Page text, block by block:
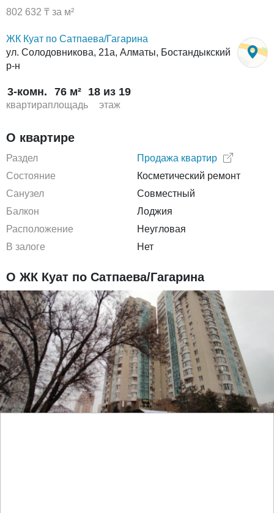
802 632 ₸ за м²
ЖК Куат по Сатпаева/Гагарина
ул. Солодовникова, 21а, Алматы, Бостандыкский
р-н
3-комн.
квартира
76 м²
площадь
18 из 19
этаж
О квартире
Раздел
Продажа квартир
Состояние
Косметический ремонт
Санузел
Совместный
Балкон
Лоджия
Расположение
Неугловая
В залоге
Нет
О ЖК Куат по Сатпаева/Гагарина